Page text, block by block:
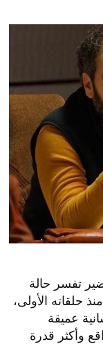
تفسر حالة
حلقاته الأولى،
عميقة
وأكثر قدرة